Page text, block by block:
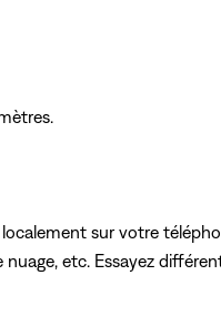
sur votre
etc. Essayez